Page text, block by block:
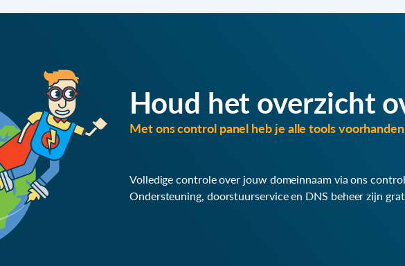
Houd het overzicht
Met ons control panel heb je alle tools
Volledige controle over jouw domeinnaam via ons
Ondersteuning, doorstuurservice en DNS beheer zijn